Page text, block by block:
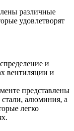
различные
удовлетворят
и
вентиляции и
представлены
алюминия, а
легко